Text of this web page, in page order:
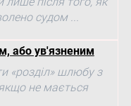
судом ...
або ув'язненим
«розділ» шлюбу з
не мається